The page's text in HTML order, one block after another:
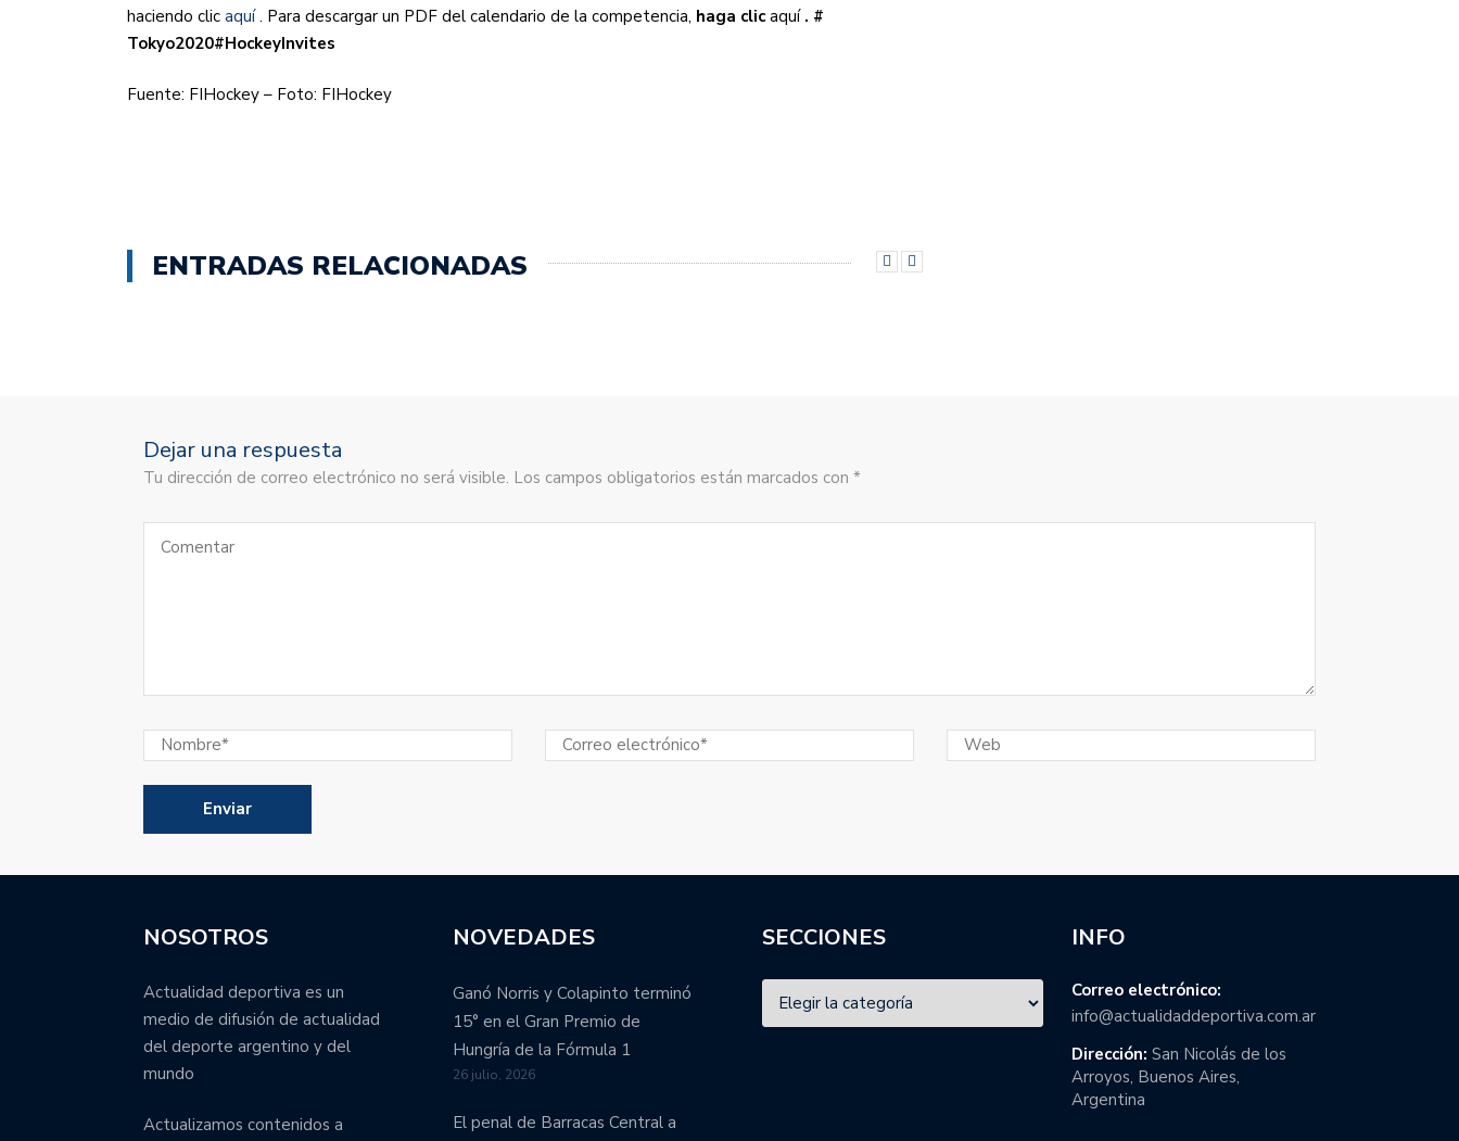
haciendo clic aquí. Para descargar un PDF del calendario de la competencia, haga clic aquí. #
Tokyo2020#HockeyInvites
Fuente: FIHockey – Foto: FIHockey
ENTRADAS RELACIONADAS
Dejar una respuesta
Tu dirección de correo electrónico no será visible. Los campos obligatorios están marcados con *
NOSOTROS
Actualidad deportiva es un
medio de difusión de actualidad
del deporte argentino y del
mundo
Actualizamos contenidos a
NOVEDADES
Ganó Norris y Colapinto terminó
15° en el Gran Premio de
Hungría de la Fórmula 1
26 julio, 2026
El penal de Barracas Central a
SECCIONES INFO
Correo electrónico:
info@actualidaddeportiva.com.ar
Dirección: San Nicolás de los
Arroyos, Buenos Aires,
Argentina